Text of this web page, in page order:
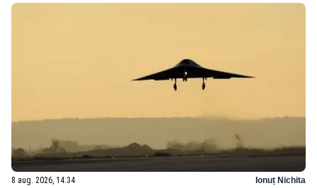
8 aug. 2026, 14:34 Ionuț Nichita